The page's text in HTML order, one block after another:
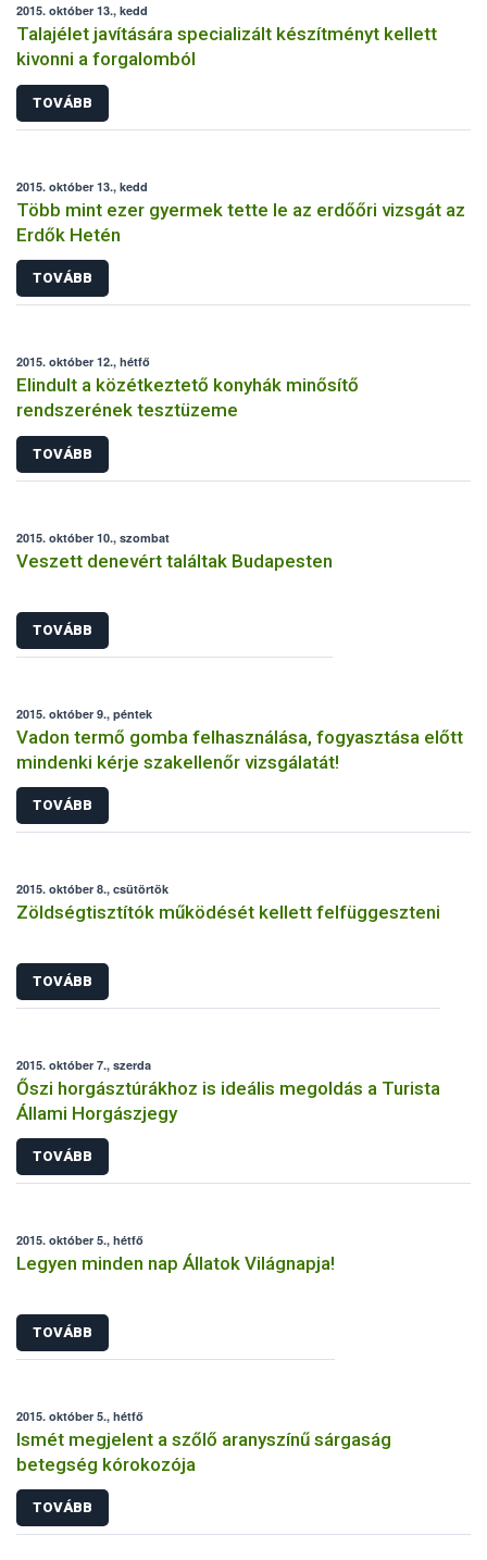
2015. október 13., kedd
Talajélet javítására specializált készítményt kellett
kivonni a forgalomból
TOVÁBB
2015. október 13., kedd
Több mint ezer gyermek tette le az erdőőri vizsgát az
Erdők Hetén
TOVÁBB
2015. október 12., hétfő
Elindult a közétkeztető konyhák minősítő
rendszerének tesztüzeme
TOVÁBB
2015. október 10., szombat
Veszett denevért találtak Budapesten
TOVÁBB
2015. október 9., péntek
Vadon termő gomba felhasználása, fogyasztása előtt
mindenki kérje szakellenőr vizsgálatát!
TOVÁBB
2015. október 8., csütörtök
Zöldségtisztítók működését kellett felfüggeszteni
TOVÁBB
2015. október 7., szerda
Őszi horgásztúrákhoz is ideális megoldás a Turista
Állami Horgászjegy
TOVÁBB
2015. október 5., hétfő
Legyen minden nap Állatok Világnapja!
TOVÁBB
2015. október 5., hétfő
Ismét megjelent a szőlő aranyszínű sárgaság
betegség kórokozója
TOVÁBB